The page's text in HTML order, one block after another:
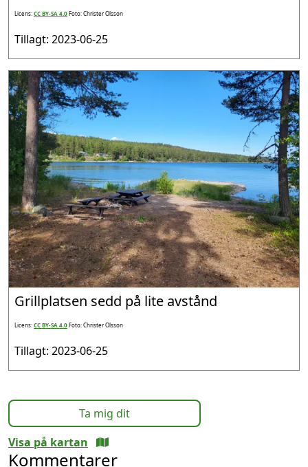
Licens:CC BY-SA 4.0Foto: Christer Olsson
Tillagt: 2023-06-25
Grillplatsen sedd på lite avstånd
Licens:CC BY-SA 4.0 Foto: Christer Olsson
Tillagt: 2023-06-25
Ta mig dit
Visa på kartan
Kommentarer